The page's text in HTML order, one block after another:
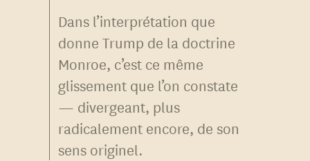
Dans l’interprétation que
donne Trump de la doctrine
Monroe, c’est ce même
glissement que l’on constate
— divergeant, plus
radicalement encore, de son
sens originel.